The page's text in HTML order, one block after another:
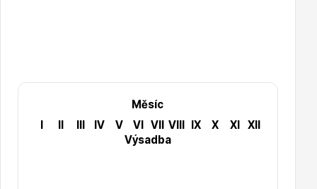
Měsíc
I
II III IV V VI VII VIII IX X XI
XII
Výsadba